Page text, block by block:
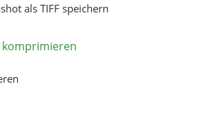
als TIFF speichern